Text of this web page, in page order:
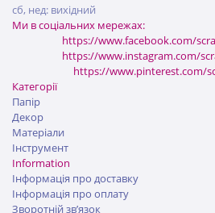
Категорії
Папір
Декор
Матеріали
Інструмент
Information
Інформація про доставку
Інформація про оплату
Зворотній зв’язок
сб, нед: вихідний
Ми в соціальних мережах:
https://www.facebook.com/
https://www.instagram.com/
https://www.pinterest.com/